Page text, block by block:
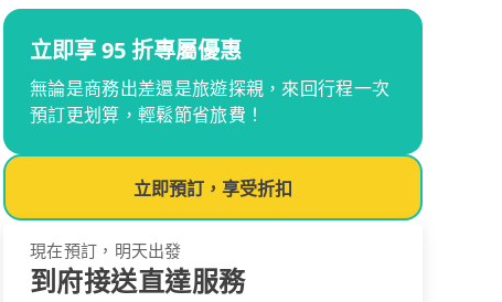
立即享 95 折專屬優惠
無論是商務出差還是旅遊探親，來回行程一次
預訂更划算，輕鬆節省旅費！
立即預訂，享受折扣
現在預訂，明天出發
到府接送直達服務